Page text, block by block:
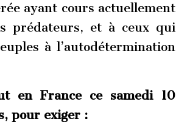
ayant cours actuellement
prédateurs, et à ceux qui
à l’autodétermination
en France ce samedi 10
pour exiger :